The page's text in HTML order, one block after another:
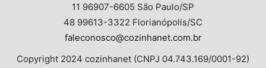
11 96907-6605 São Paulo/SP
48 99613-3322 Florianópolis/SC
faleconosco@cozinhanet.com.br
Copyright 2024 cozinhanet (CNPJ 04.743.169/0001-92)